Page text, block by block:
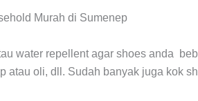
water repellent agar shoes anda
atau oli, dll. Sudah banyak juga kok